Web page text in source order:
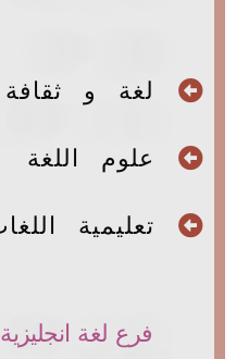
لغة و ثقافة
علوم اللغة
تعليمية
فرع لغة انجليزية